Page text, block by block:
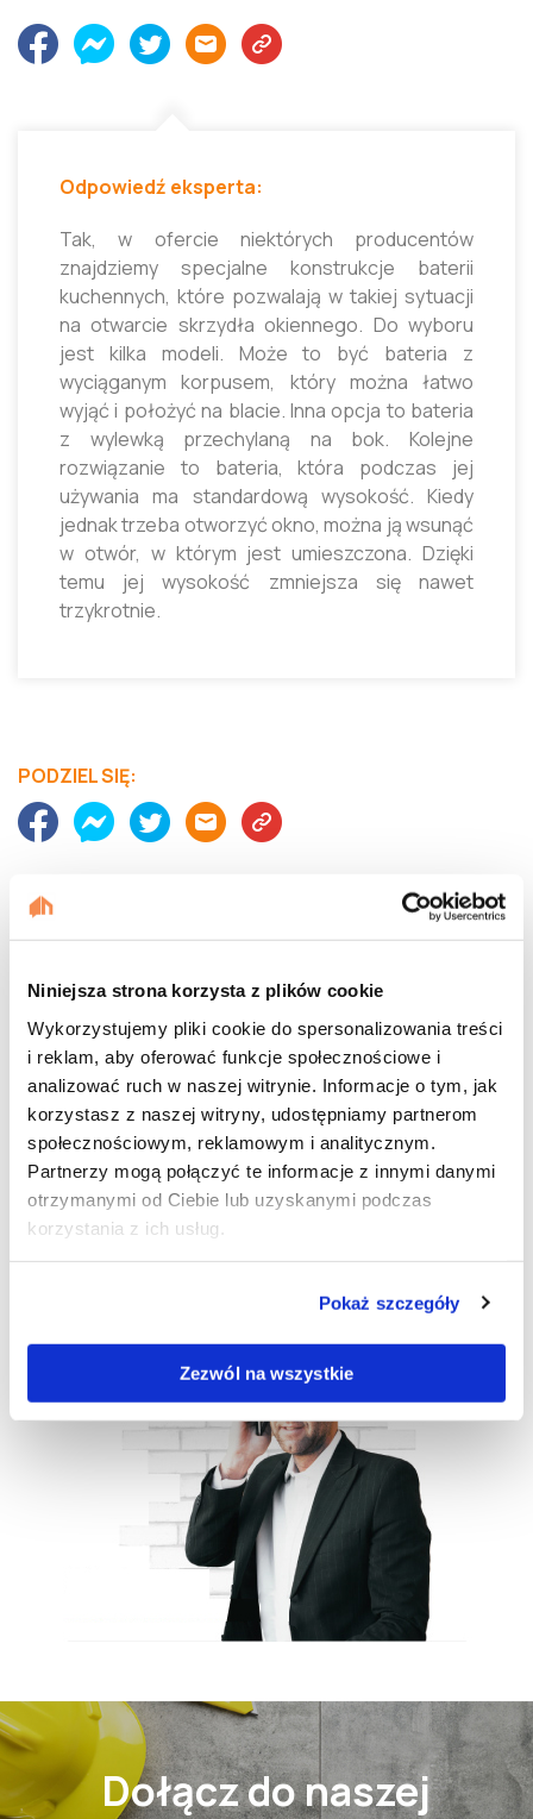
Niniejsza strona korzysta z plików cookie
Wykorzystujemy pliki cookie do spersonalizowania treści
i reklam, aby oferować funkcje społecznościowe i
analizować ruch w naszej witrynie. Informacje o tym, jak
korzystasz z naszej witryny, udostępniamy partnerom
społecznościowym, reklamowym i analitycznym.
Partnerzy mogą połączyć te informacje z innymi danymi
otrzymanymi od Ciebie lub uzyskanymi podczas
korzystania z ich usług.
Pokaż szczegóły
Zezwól na wszystkie
Odpowiedź eksperta:
Tak, w ofercie niektórych producentów
znajdziemy specjalne konstrukcje baterii
kuchennych, które pozwalają w takiej sytuacji
na otwarcie skrzydła okiennego. Do wyboru
jest kilka modeli. Może to być bateria z
wyciąganym korpusem, który można łatwo
wyjąć i położyć na blacie. Inna opcja to bateria
z wylewką przechylaną na bok. Kolejne
rozwiązanie to bateria, która podczas jej
używania ma standardową wysokość. Kiedy
jednak trzeba otworzyć okno, można ją wsunąć
w otwór, w którym jest umieszczona. Dzięki
temu jej wysokość zmniejsza się nawet
trzykrotnie.
PODZIEL SIĘ:
Nie znalazłeś odpowiedzi?
Zadaj pytanie naszym ekspertom.
Dalej
Dołącz do naszej